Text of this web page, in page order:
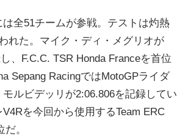
ュ
ー
ス
全51チームが参戦。テストは灼熱
れた。マイク・ディ・メグリオが
、F.C.C. TSR Honda Franceを首位
Sepang RacingではMotoGPライダ
ルビデッリが2:06.806を記録してい
を今回から使用するTeam ERC
。